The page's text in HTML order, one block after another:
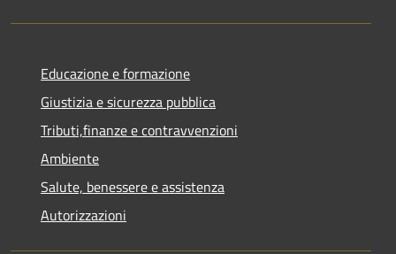
Educazione e formazione
Giustizia e sicurezza pubblica
Tributi,finanze e contravvenzioni
Ambiente
Salute, benessere e assistenza
Autorizzazioni